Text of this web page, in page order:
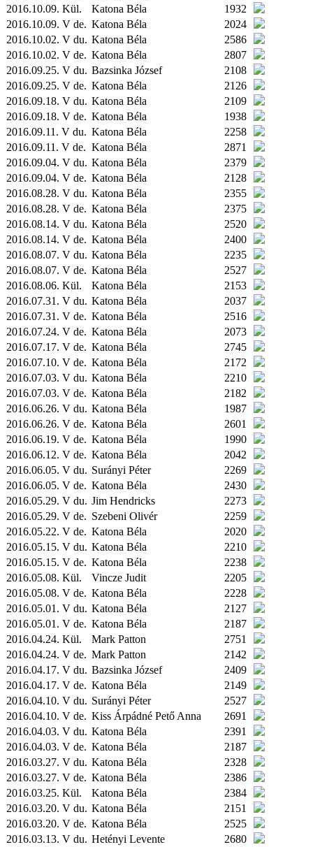
2016.10.09. Kül. Katona Béla
1932
2016.10.09. V de. Katona Béla
2024
2016.10.02. V du. Katona Béla
2586
2016.10.02. V de. Katona Béla
2807
2016.09.25. V du. Bazsinka József
2108
2016.09.25. V de. Katona Béla
2126
2016.09.18. V du. Katona Béla
2109
2016.09.18. V de. Katona Béla
1938
2016.09.11. V du. Katona Béla
2258
2016.09.11. V de. Katona Béla
2871
2016.09.04. V du. Katona Béla
2379
2016.09.04. V de. Katona Béla
2128
2016.08.28. V du. Katona Béla
2355
2016.08.28. V de. Katona Béla
2375
2016.08.14. V du. Katona Béla
2520
2016.08.14. V de. Katona Béla
2400
2016.08.07. V du. Katona Béla
2235
2016.08.07. V de. Katona Béla
2527
2016.08.06. Kül. Katona Béla
2153
2016.07.31. V du. Katona Béla
2037
2016.07.31. V de. Katona Béla
2516
2016.07.24. V de. Katona Béla
2073
2016.07.17. V de. Katona Béla
2745
2016.07.10. V de. Katona Béla
2172
2016.07.03. V du. Katona Béla
2210
2016.07.03. V de. Katona Béla
2182
2016.06.26. V du. Katona Béla
1987
2016.06.26. V de. Katona Béla
2601
2016.06.19. V de. Katona Béla
1990
2016.06.12. V de. Katona Béla
2042
2016.06.05. V du. Surányi Péter
2269
2016.06.05. V de. Katona Béla
2430
2016.05.29. V du. Jim Hendricks
2273
2016.05.29. V de. Szebeni Olivér
2259
2016.05.22. V de. Katona Béla
2020
2016.05.15. V du. Katona Béla
2210
2016.05.15. V de. Katona Béla
2238
2016.05.08. Kül. Vincze Judit
2205
2016.05.08. V de. Katona Béla
2228
2016.05.01. V du. Katona Béla
2127
2016.05.01. V de. Katona Béla
2187
2016.04.24. Kül. Mark Patton
2751
2016.04.24. V de. Mark Patton
2142
2016.04.17. V du. Bazsinka József
2409
2016.04.17. V de. Katona Béla
2149
2016.04.10. V du. Surányi Péter
2527
2016.04.10. V de. Kiss Árpádné Pető Anna
2691
2016.04.03. V du. Katona Béla
2391
2016.04.03. V de. Katona Béla
2187
2016.03.27. V du. Katona Béla
2328
2016.03.27. V de. Katona Béla
2386
2016.03.25. Kül. Katona Béla
2384
2016.03.20. V du. Katona Béla
2151
2016.03.20. V de. Katona Béla
2525
2016.03.13. V du. Hetényi Levente
2680